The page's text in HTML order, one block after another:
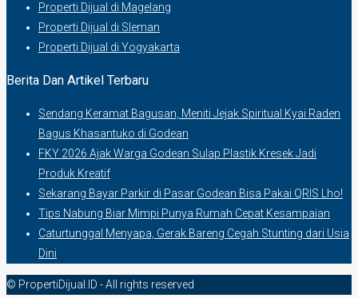
Properti Dijual di Magelang
Properti Dijual di Sleman
Properti Dijual di Yogyakarta
Berita Dan Artikel Terbaru
Sendang Keramat Bagusan, Meniti Jejak Spiritual Kyai Raden
Bagus Khasantuko di Godean
FKY 2026 Ajak Warga Godean Sulap Plastik Kresek Jadi
Produk Kreatif
Sekarang Bayar Parkir di Pasar Godean Bisa Pakai QRIS Lho!
Tips Nabung Biar Mimpi Punya Rumah Cepat Kesampaian
Caturtunggal Menyapa, Gerak Bareng Cegah Stunting dari Usia
Dini
© PropertiDijual.ID - All rights reserved